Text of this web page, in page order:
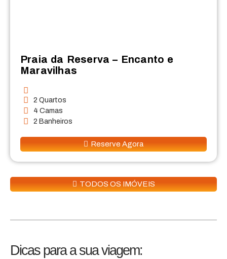
Praia da Reserva – Encanto e
Maravilhas
2 Quartos
4 Camas
2 Banheiros
Reserve Agora
TODOS OS IMÓVEIS
Dicas para a sua viagem: